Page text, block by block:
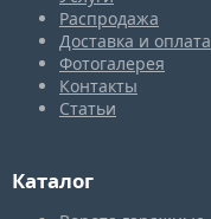
Распродажа
Доставка и оплата
Фотогалерея
Контакты
Статьи
Каталог